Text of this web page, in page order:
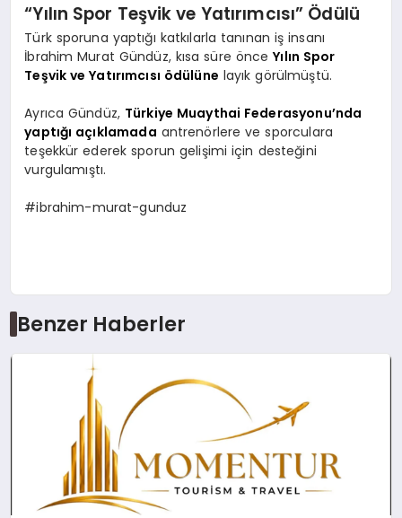
“Yılın Spor Teşvik ve Yatırımcısı” Ödülü
Türk sporuna yaptığı katkılarla tanınan iş insanı
İbrahim Murat Gündüz, kısa süre önceYılın Spor
Teşvik ve Yatırımcısı ödülüne layık görülmüştü.
Ayrıca Gündüz, Türkiye Muaythai Federasyonu’nda
yaptığı açıklamada antrenörlere ve sporculara
teşekkür ederek sporun gelişimi için desteğini
vurgulamıştı.
#ibrahim-murat-gunduz
Benzer Haberler